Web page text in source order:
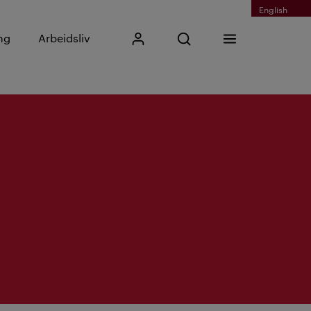
English
Arbeidsliv Mitt KristianiaÅpne søk
Skriv inn søkefrase
Søk
Meny